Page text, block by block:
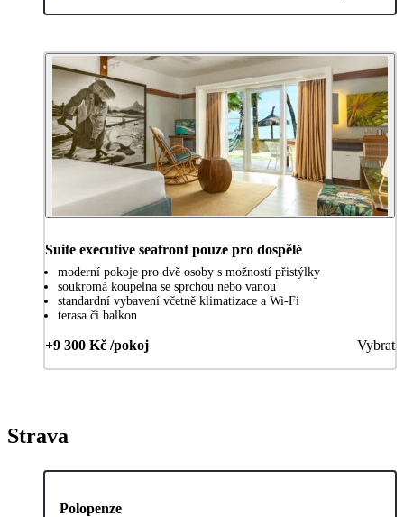
Suite executive seafront pouze pro dospělé
moderní pokoje pro dvě osoby s možností přistýlky
soukromá koupelna se sprchou nebo vanou
standardní vybavení včetně klimatizace a Wi-Fi
terasa či balkon
+9 300 Kč /pokoj Vybrat
Strava
Polopenze